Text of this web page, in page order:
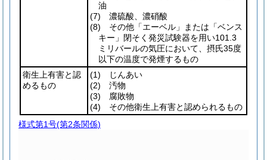
油
(7) 濃硫酸、濃硝酸
(8) その他「エーベル」または「ベンス
キー」閉そく発災試験器を用い101.3
ミリバールの気圧において、摂氏35度
以下の温度で発煙するもの
衛生上有害と認
めるもの
(1) じんあい
(2) 汚物
(3) 腐敗物
(4) その他衛生上有害と認められるもの
様式第1号(第2条関係)